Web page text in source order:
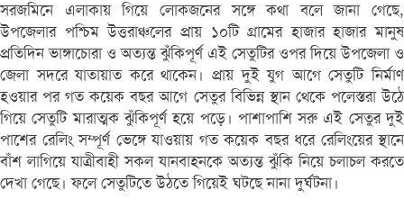
সরজমিনে এলাকায় গিয়ে লোকজনের সঙ্গে কথা বলে জানা গেছে,
উপজেলার পশ্চিম উত্তরাঞ্চলের প্রায় ১০টি গ্রামের হাজার হাজার মানুষ
প্রতিদিন ভাঙ্গাচোরা ও অত্যন্ত ঝুঁকিপূর্ণ এই সেতুটির ওপর দিয়ে উপজেলা ও
জেলা সদরে যাতায়াত করে থাকেন। প্রায় দুই যুগ আগে সেতুটি নির্মাণ
হওয়ার পর গত কয়েক বছর আগে সেতুর বিভিন্ন স্থান থেকে পলেস্তরা উঠে
গিয়ে সেতুটি মারাত্মক ঝুঁকিপূর্ণ হয়ে পড়ে। পাশাপাশি সরু এই সেতুর দুই
পাশের রেলিং সম্পূর্ণ ভেঙ্গে যাওয়ায় গত কয়েক বছর ধরে রেলিংয়ের স্থানে
বাঁশ লাগিয়ে যাত্রীবাহী সকল যানবাহনকে অত্যন্ত ঝুঁকি নিয়ে চলাচল করতে
দেখা গেছে। ফলে সেতুটিতে উঠতে গিয়েই ঘটছে নানা দুর্ঘটনা।